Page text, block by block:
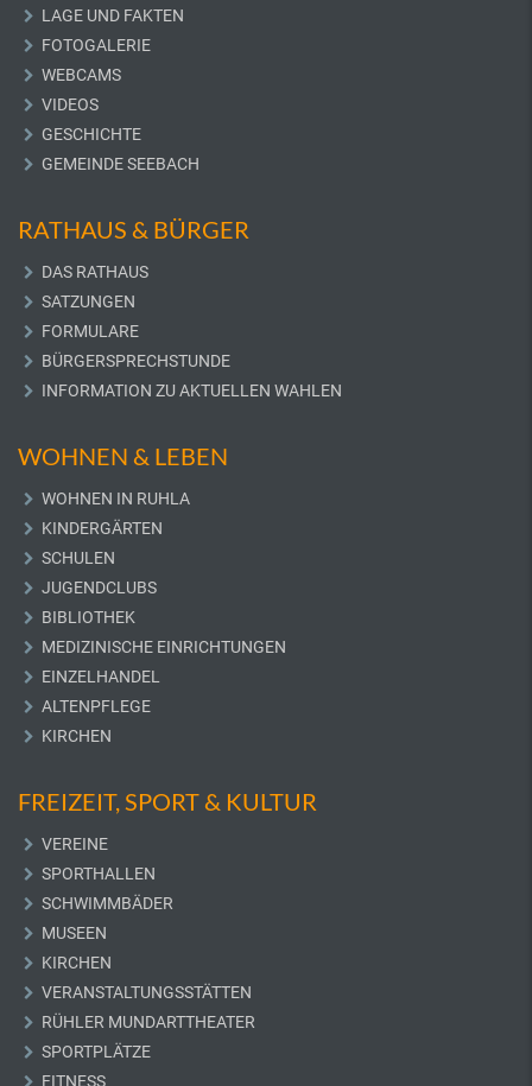
LAGE UND FAKTEN
FOTOGALERIE
WEBCAMS
VIDEOS
GESCHICHTE
GEMEINDE SEEBACH
RATHAUS & BÜRGER
DAS RATHAUS
SATZUNGEN
FORMULARE
BÜRGERSPRECHSTUNDE
INFORMATION ZU AKTUELLEN WAHLEN
WOHNEN & LEBEN
WOHNEN IN RUHLA
KINDERGÄRTEN
SCHULEN
JUGENDCLUBS
BIBLIOTHEK
MEDIZINISCHE EINRICHTUNGEN
EINZELHANDEL
ALTENPFLEGE
KIRCHEN
FREIZEIT, SPORT & KULTUR
VEREINE
SPORTHALLEN
SCHWIMMBÄDER
MUSEEN
KIRCHEN
VERANSTALTUNGSSTÄTTEN
RÜHLER MUNDARTTHEATER
SPORTPLÄTZE
FITNESS